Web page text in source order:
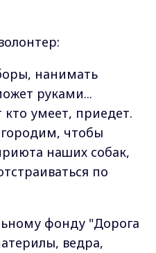
нанимать
руками...
умеет, приедет.
чтобы
наших собак,
по
фонду "Дорога
ведра,